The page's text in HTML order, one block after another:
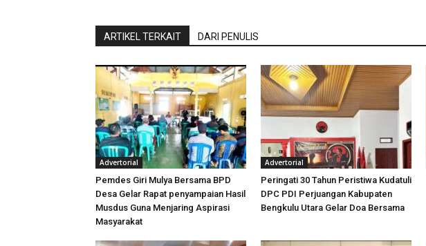
ARTIKEL TERKAIT DARI PENULIS
Advertorial
Pemdes Giri Mulya Bersama BPD
Desa Gelar Rapat penyampaian Hasil
Musdus Guna Menjaring Aspirasi
Masyarakat
Advertorial
Peringati 30 Tahun Peristiwa Kudatuli
DPC PDI Perjuangan Kabupaten
Bengkulu Utara Gelar Doa Bersama